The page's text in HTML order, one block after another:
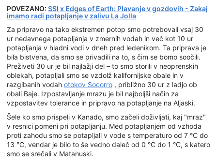
POVEZANO: SSI x Edges of Earth: Plavanje v gozdovih - Zakaj
imamo radi potapljanje v zalivu La Jolla
Za pripravo na tako ekstremen potop smo potrebovali vsaj 30
ur nedavnega potapljanja v zmernih vodah in več kot 10 ur
potapljanja v hladni vodi v dneh pred ledenikom. Ta priprava je
bila bistvena, da smo se privadili na to, s čim se bomo soočili.
Preživeti 30 ur je bil najlažji del – to smo storili v neoprenskih
oblekah, potapljali smo se vzdolž kalifornijske obale in v
razgibanih vodah otokov Socorro , približno 30 ur z ladjo ob
obali Baje. Izpostavljanje mrazu je bil najboljši način za
vzpostavitev tolerance in pripravo na potapljanje na Aljaski.
Šele ko smo prispeli v Kanado, smo začeli doživljati, kaj "mraz"
v resnici pomeni pri potapljanju. Med potapljanjem od vzhoda
proti zahodu smo se potapljali v vode s temperaturo od 7 °C do
13 °C, vendar je bilo to še vedno daleč od 0 °C do 1 °C, s katero
smo se srečali v Matanuski.